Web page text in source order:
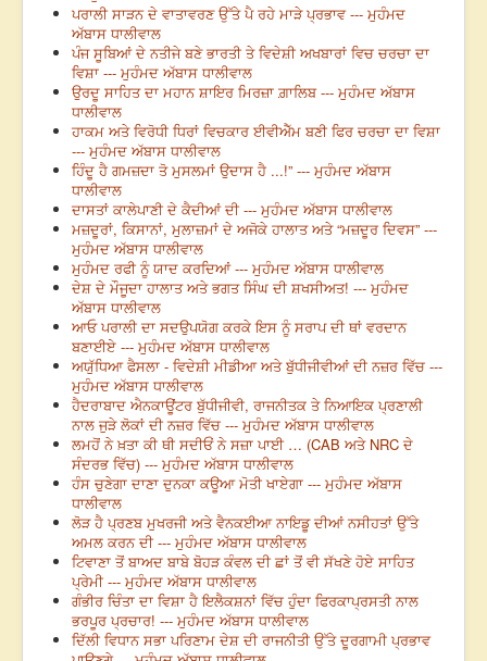
ਪਰਾਲੀ ਸਾੜਨ ਦੇ ਵਾਤਾਵਰਣ ਉੱਤੇ ਪੈ ਰਹੇ ਮਾੜੇ ਪ੍ਰਭਾਵ --- ਮੁਹੰਮਦ
ਅੱਬਾਸ ਧਾਲੀਵਾਲ
ਪੰਜ ਸੂਬਿਆਂ ਦੇ ਨਤੀਜੇ ਬਣੇ ਭਾਰਤੀ ਤੇ ਵਿਦੇਸ਼ੀ ਅਖਬਾਰਾਂ ਵਿਚ ਚਰਚਾ ਦਾ
ਵਿਸ਼ਾ --- ਮੁਹੰਮਦ ਅੱਬਾਸ ਧਾਲੀਵਾਲ
ਉਰਦੂ ਸਾਹਿਤ ਦਾ ਮਹਾਨ ਸ਼ਾਇਰ ਮਿਰਜ਼ਾ ਗ਼ਾਲਿਬ --- ਮੁਹੰਮਦ ਅੱਬਾਸ
ਧਾਲੀਵਾਲ
ਹਾਕਮ ਅਤੇ ਵਿਰੋਧੀ ਧਿਰਾਂ ਵਿਚਕਾਰ ਈਵੀਐੱਮ ਬਣੀ ਫਿਰ ਚਰਚਾ ਦਾ ਵਿਸ਼ਾ
--- ਮੁਹੰਮਦ ਅੱਬਾਸ ਧਾਲੀਵਾਲ
ਹਿੰਦੂ ਹੈ ਗਮਜ਼ਦਾ ਤੋ ਮੁਸਲਮਾਂ ਉਦਾਸ ਹੈ ...!” --- ਮੁਹੰਮਦ ਅੱਬਾਸ
ਧਾਲੀਵਾਲ
ਦਾਸਤਾਂ ਕਾਲੇਪਾਣੀ ਦੇ ਕੈਦੀਆਂ ਦੀ --- ਮੁਹੰਮਦ ਅੱਬਾਸ ਧਾਲੀਵਾਲ
ਮਜ਼ਦੂਰਾਂ, ਕਿਸਾਨਾਂ, ਮੁਲਾਜ਼ਮਾਂ ਦੇ ਅਜੋਕੇ ਹਾਲਾਤ ਅਤੇ “ਮਜ਼ਦੂਰ ਦਿਵਸ” ---
ਮੁਹੰਮਦ ਅੱਬਾਸ ਧਾਲੀਵਾਲ
ਮੁਹੰਮਦ ਰਫੀ ਨੂੰ ਯਾਦ ਕਰਦਿਆਂ --- ਮੁਹੰਮਦ ਅੱਬਾਸ ਧਾਲੀਵਾਲ
ਦੇਸ਼ ਦੇ ਮੌਜੂਦਾ ਹਾਲਾਤ ਅਤੇ ਭਗਤ ਸਿੰਘ ਦੀ ਸ਼ਖਸੀਅਤ! --- ਮੁਹੰਮਦ
ਅੱਬਾਸ ਧਾਲੀਵਾਲ
ਆਓ ਪਰਾਲੀ ਦਾ ਸਦਉਪਯੋਗ ਕਰਕੇ ਇਸ ਨੂੰ ਸਰਾਪ ਦੀ ਥਾਂ ਵਰਦਾਨ
ਬਣਾਈਏ --- ਮੁਹੰਮਦ ਅੱਬਾਸ ਧਾਲੀਵਾਲ
ਅਯੁੱਧਿਆ ਫੈਸਲਾ - ਵਿਦੇਸ਼ੀ ਮੀਡੀਆ ਅਤੇ ਬੁੱਧੀਜੀਵੀਆਂ ਦੀ ਨਜ਼ਰ ਵਿੱਚ ---
ਮੁਹੰਮਦ ਅੱਬਾਸ ਧਾਲੀਵਾਲ
ਹੈਦਰਾਬਾਦ ਐਨਕਾਊਂਟਰ ਬੁੱਧੀਜੀਵੀ, ਰਾਜਨੀਤਕ ਤੇ ਨਿਆਇਕ ਪ੍ਰਣਾਲੀ
ਨਾਲ ਜੁੜੇ ਲੋਕਾਂ ਦੀ ਨਜ਼ਰ ਵਿੱਚ --- ਮੁਹੰਮਦ ਅੱਬਾਸ ਧਾਲੀਵਾਲ
ਲਮਹੋਂ ਨੇ ਖ਼ਤਾ ਕੀ ਥੀ ਸਦੀਓਂ ਨੇ ਸਜ਼ਾ ਪਾਈ … (CAB ਅਤੇ NRC ਦੇ
ਸੰਦਰਭ ਵਿੱਚ) --- ਮੁਹੰਮਦ ਅੱਬਾਸ ਧਾਲੀਵਾਲ
ਹੰਸ ਚੁਣੇਗਾ ਦਾਣਾ ਦੁਨਕਾ ਕਊਆ ਮੋਤੀ ਖਾਏਗਾ --- ਮੁਹੰਮਦ ਅੱਬਾਸ
ਧਾਲੀਵਾਲ
ਲੋੜ ਹੈ ਪ੍ਰਣਬ ਮੁਖਰਜੀ ਅਤੇ ਵੈਨਕਈਆ ਨਾਇਡੂ ਦੀਆਂ ਨਸੀਹਤਾਂ ਉੱਤੇ
ਅਮਲ ਕਰਨ ਦੀ --- ਮੁਹੰਮਦ ਅੱਬਾਸ ਧਾਲੀਵਾਲ
ਟਿਵਾਣਾ ਤੋਂ ਬਾਅਦ ਬਾਬੇ ਬੋਹੜ ਕੰਵਲ ਦੀ ਛਾਂ ਤੋਂ ਵੀ ਸੱਖਣੇ ਹੋਏ ਸਾਹਿਤ
ਪ੍ਰੇਮੀ --- ਮੁਹੰਮਦ ਅੱਬਾਸ ਧਾਲੀਵਾਲ
ਗੰਭੀਰ ਚਿੰਤਾ ਦਾ ਵਿਸ਼ਾ ਹੈ ਇਲੈਕਸ਼ਨਾਂ ਵਿੱਚ ਹੁੰਦਾ ਫਿਰਕਾਪ੍ਰਸਤੀ ਨਾਲ
ਭਰਪੂਰ ਪ੍ਰਚਾਰ! --- ਮੁਹੰਮਦ ਅੱਬਾਸ ਧਾਲੀਵਾਲ
ਦਿੱਲੀ ਵਿਧਾਨ ਸਭਾ ਪਰਿਣਾਮ ਦੇਸ਼ ਦੀ ਰਾਜਨੀਤੀ ਉੱਤੇ ਦੂਰਗਾਮੀ ਪ੍ਰਭਾਵ